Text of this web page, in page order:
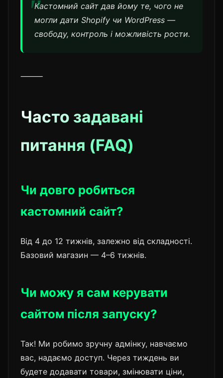
Кастомний сайт дав йому те, чого не
могли дати Shopify чи WordPress —
свободу, контроль і можливість рости.
⸻
Часто задавані
питання (FAQ)
Чи довго робиться
кастомний сайт?
Від 4 до 12 тижнів, залежно від складності.
Базовий магазин — 4–6 тижнів.
Чи можу я сам керувати
сайтом після запуску?
Так! Ми робимо зручну адмінку, навчаємо
вас, надаємо доступ. Через тиждень ви
будете додавати товари, змінювати ціни,